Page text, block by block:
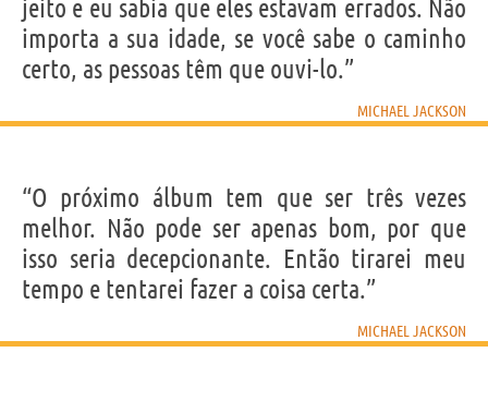
jeito e eu sabia que eles estavam errados. Não
importa a sua idade, se você sabe o caminho
certo, as pessoas têm que ouvi-lo.”
MICHAEL JACKSON
“O próximo álbum tem que ser três vezes
melhor. Não pode ser apenas bom, por que
isso seria decepcionante. Então tirarei meu
tempo e tentarei fazer a coisa certa.”
MICHAEL JACKSON